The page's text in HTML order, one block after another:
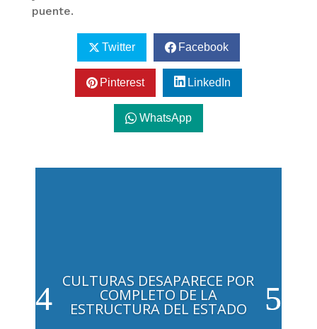
puente.
Twitter Facebook
Pinterest LinkedIn
WhatsApp
CULTURAS DESAPARECE POR
COMPLETO DE LA
ESTRUCTURA DEL ESTADO